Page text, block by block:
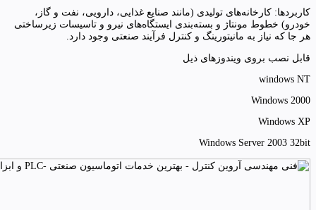
کاربردها: کارخانه‌های تولیدی (مانند صنایع غذایی، دارویی، نفت و گاز،
خودرو) خطوط مونتاژ و بسته‌بندی ایستگاه‌های نیرو و تاسیسات زیرساختی
هر جا که نیاز به مانیتورینگ و کنترل فرآیند صنعتی وجود دارد.
قابل نصب بروی ویندوزهای ذیل
windows NT
Windows 2000
Windows XP
Windows Server 2003 32bit